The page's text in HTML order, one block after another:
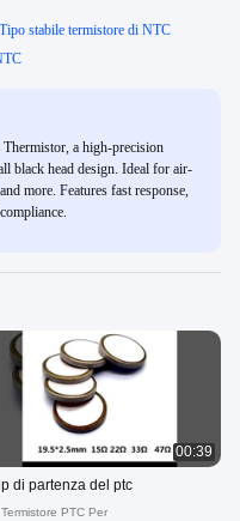
Tipo stabile termistore di NTC
a high-precision
black head design. Ideal for air-
more. Features fast response,
00:39
di partenza del ptc
Termistore PTC Per